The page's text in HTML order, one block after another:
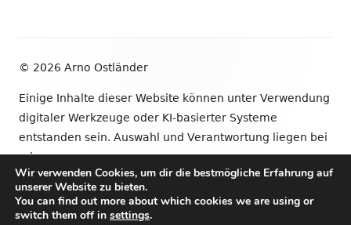
© 2026 Arno Ostländer
Einige Inhalte dieser Website können unter Verwendung
digitaler Werkzeuge oder KI-basierter Systeme
entstanden sein. Auswahl und Verantwortung liegen bei
mir.
•VerwendetTiny Framework
Wir verwenden Cookies, um dir die bestmögliche Erfahrung auf
unserer Website zu bieten.
You can find out more about which cookies we are using or
switch them off in settings.